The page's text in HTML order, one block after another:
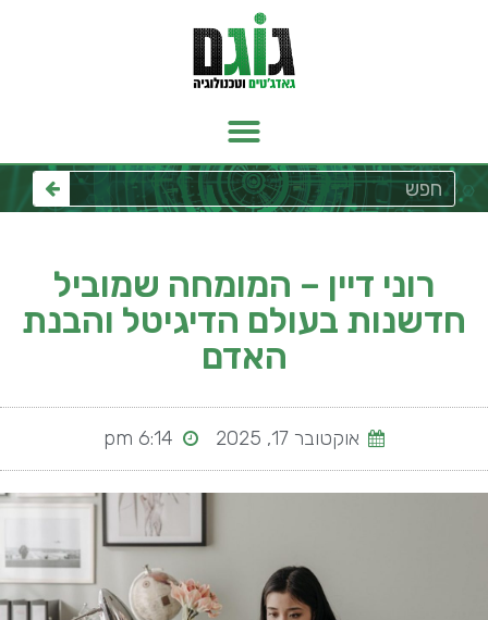
רוני דיין – המומחה שמוביל
חדשנות בעולם הדיגיטל והבנת
האדם
אוקטובר 17, 2025 6:14 pm